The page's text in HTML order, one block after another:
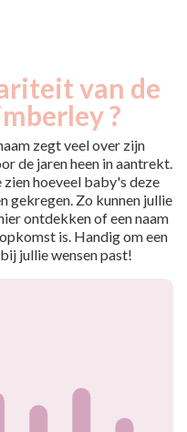
van de
?
zegt veel over zijn
de jaren heen in aantrekt.
hoeveel baby's deze
gekregen. Zo kunnen jullie
ontdekken of een naam
is. Handig om een
jullie wensen past!